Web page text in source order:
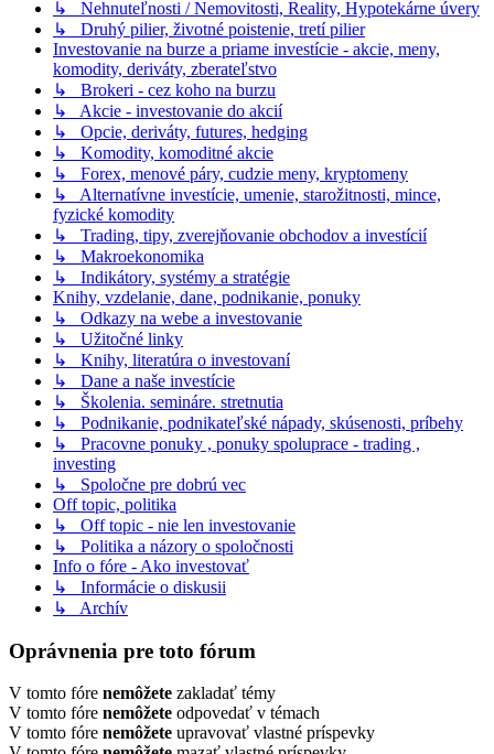
↳ Nehnuteľnosti / Nemovitosti, Reality, Hypotekárne úvery
↳ Druhý pilier, životné poistenie, tretí pilier
Investovanie na burze a priame investície - akcie, meny,
komodity, deriváty, zberateľstvo
↳ Brokeri - cez koho na burzu
↳ Akcie - investovanie do akcií
↳ Opcie, deriváty, futures, hedging
↳ Komodity, komoditné akcie
↳ Forex, menové páry, cudzie meny, kryptomeny
↳ Alternatívne investície, umenie, starožitnosti, mince,
fyzické komodity
↳ Trading, tipy, zverejňovanie obchodov a investícií
↳ Makroekonomika
↳ Indikátory, systémy a stratégie
Knihy, vzdelanie, dane, podnikanie, ponuky
↳ Odkazy na webe a investovanie
↳ Užitočné linky
↳ Knihy, literatúra o investovaní
↳ Dane a naše investície
↳ Školenia. semináre. stretnutia
↳ Podnikanie, podnikateľské nápady, skúsenosti, príbehy
↳ Pracovne ponuky , ponuky spoluprace - trading ,
investing
↳ Spoločne pre dobrú vec
Off topic, politika
↳ Off topic - nie len investovanie
↳ Politika a názory o spoločnosti
Info o fóre - Ako investovať
↳ Informácie o diskusii
↳ Archív
Oprávnenia pre toto fórum
V tomto fóre nemôžete zakladať témy
V tomto fóre nemôžete odpovedať v témach
V tomto fóre nemôžete upravovať vlastné príspevky